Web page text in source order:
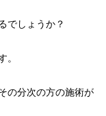
でしょうか？
。
の分次の方の施術が